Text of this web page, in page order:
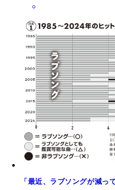
「最近、ラブソングが減っ